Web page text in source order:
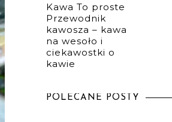
Kawa To proste
Przewodnik
kawosza – kawa
na wesoło i
ciekawostki o
kawie
POLECANE POSTY